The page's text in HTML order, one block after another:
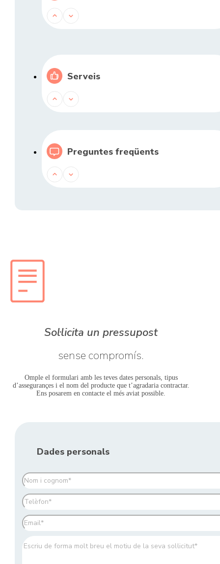
Serveis
Preguntes freqüents
Sol·licita un pressupost
sense compromís.
Omple el formulari amb les teves dates personals, tipus
d’assegurançes i el nom del producte que t’agradaria contractar.
Ens posarem en contacte el més aviat possible.
Dades personals
Nom(Obligatori)
Telèfon
Correu
Comentaris(Obligatori)